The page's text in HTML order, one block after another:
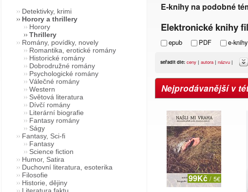
E-knihy na podobné
Elektronické knihy
epub PDF e-
seřadit dle: ceny | autora | názvu |
Nejprodávanější v
99Kč / 5€
Detektivky, krimi
Horory a thrillery
Horory
Thrillery
Romány, povídky, novely
Romantika, erotické romány
Historické romány
Dobrodružné romány
Psychologické romány
Válečné romány
Western
Světová literatura
Dívčí romány
Literární biografie
Fantasy romány
Ságy
Fantasy, Sci-fi
Fantasy
Science fiction
Humor, Satira
Duchovní literatura, esoterika
Filosofie
Historie, dějiny